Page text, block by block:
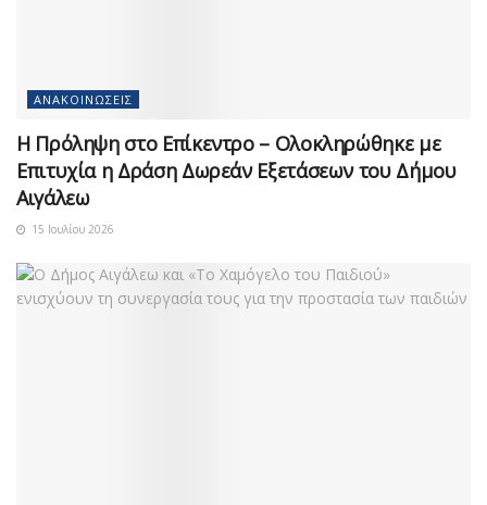
ΑΝΑΚΟΙΝΏΣΕΙΣ
Η Πρόληψη στο Επίκεντρο – Ολοκληρώθηκε με
Επιτυχία η Δράση Δωρεάν Εξετάσεων του Δήμου
Αιγάλεω
15 Ιουλίου 2026